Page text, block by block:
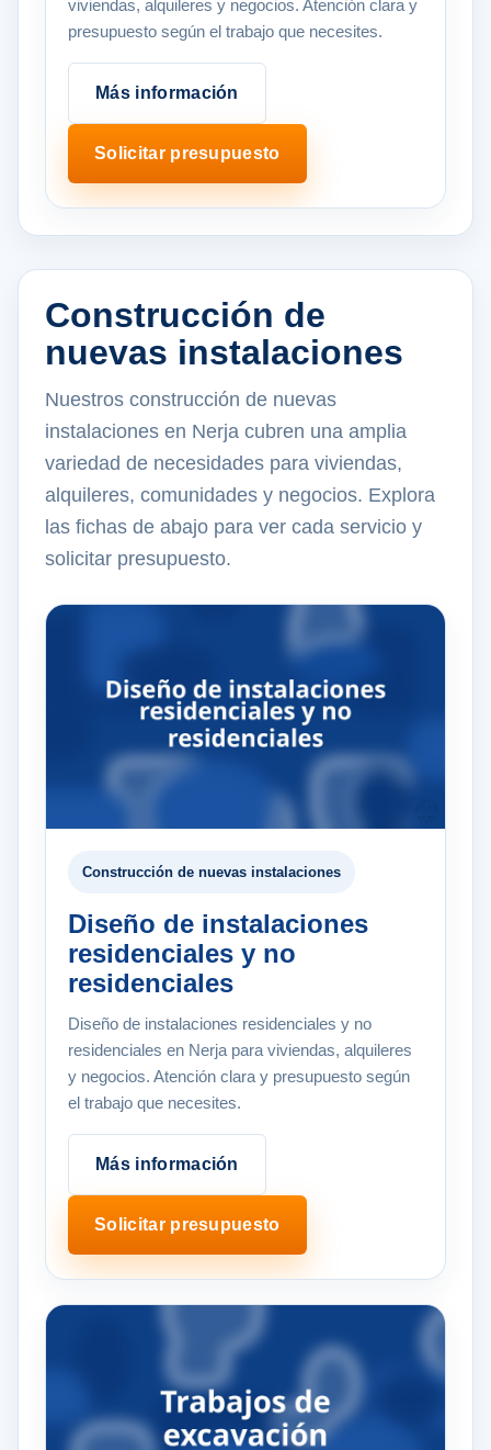
viviendas, alquileres y negocios. Atención clara y
presupuesto según el trabajo que necesites.
Más información
Solicitar presupuesto
Construcción de
nuevas instalaciones
Nuestros construcción de nuevas
instalaciones en Nerja cubren una amplia
variedad de necesidades para viviendas,
alquileres, comunidades y negocios. Explora
las fichas de abajo para ver cada servicio y
solicitar presupuesto.
Construcción de nuevas instalaciones
Diseño de instalaciones
residenciales y no
residenciales
Diseño de instalaciones residenciales y no
residenciales en Nerja para viviendas, alquileres
y negocios. Atención clara y presupuesto según
el trabajo que necesites.
Más información
Solicitar presupuesto